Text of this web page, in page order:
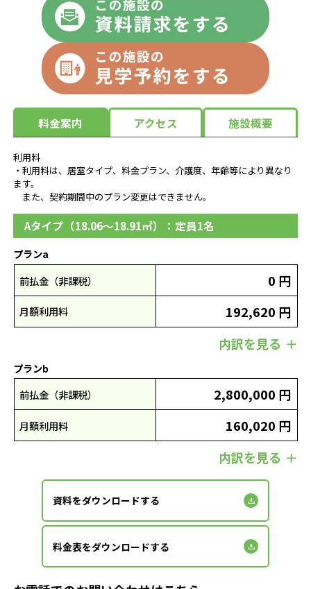
料金案内 アクセス 施設概要
利用料
・利用料は、居室タイプ、料金プラン、介護度、年齢等により異なり
ます。
また、契約期間中のプラン変更はできません。
Aタイプ（18.06～18.91㎡）：定員1名
プランa
前払金（非課税）
0 円
月額利用料
192,620 円
内訳を見る
プランb
前払金（非課税）
2,800,000 円
月額利用料
160,020 円
内訳を見る
資料をダウンロードする
料金表をダウンロードする